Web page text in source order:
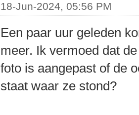
18-Jun-2024, 05:56 PM
Een paar uur geleden
meer. Ik vermoed dat
foto is aangepast of de
staat waar ze stond?